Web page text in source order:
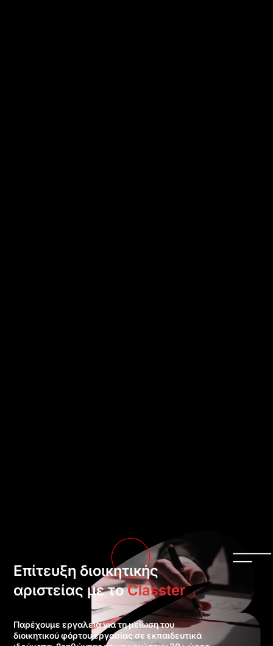
Επίτευξη διοικητικής
αριστείας με τοClasster
Παρέχουμε εργαλεία για τη μείωση του
διοικητικού φόρτου εργασίας σε εκπαιδευτικά